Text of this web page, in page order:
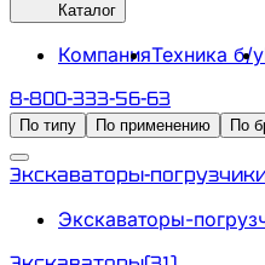
Каталог
КомпанияТехника б/у
8-800-333-56-63
По типу По применению По
Экскаваторы-
Экскаваторы-